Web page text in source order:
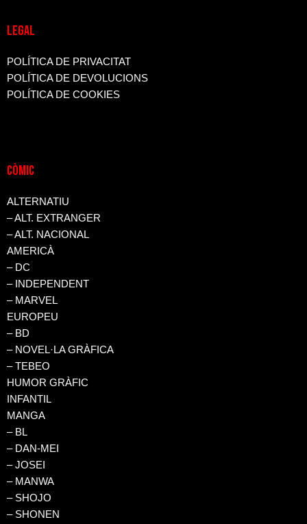
LEGAL
POLÍTICA DE PRIVACITAT
POLÍTICA DE DEVOLUCIONS
POLÍTICA DE COOKIES
CòMIC
ALTERNATIU
– ALT. EXTRANGER
– ALT. NACIONAL
AMERICÀ
– DC
– INDEPENDENT
– MARVEL
EUROPEU
– BD
– NOVEL·LA GRÀFICA
– TEBEO
HUMOR GRÀFIC
INFANTIL
MANGA
– BL
– DAN-MEI
– JOSEI
– MANWA
– SHOJO
– SHONEN